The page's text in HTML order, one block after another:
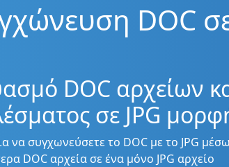
DOC
DOC αρχείων
σε JPG
να συγχωνεύσετε το DOC με το JPG
DOC αρχεία σε ένα μόνο JPG αρχείο